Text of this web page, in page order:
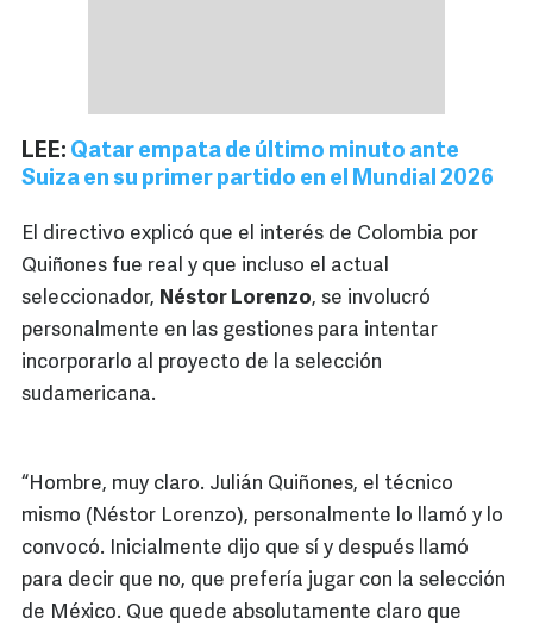
LEE: Qatar empata de último minuto ante
Suiza en su primer partido en el Mundial 2026
El directivo explicó que el interés de Colombia por
Quiñones fue real y que incluso el actual
seleccionador, Néstor Lorenzo, se involucró
personalmente en las gestiones para intentar
incorporarlo al proyecto de la selección
sudamericana.
“Hombre, muy claro. Julián Quiñones, el técnico
mismo (Néstor Lorenzo), personalmente lo llamó y lo
convocó. Inicialmente dijo que sí y después llamó
para decir que no, que prefería jugar con la selección
de México. Que quede absolutamente claro que